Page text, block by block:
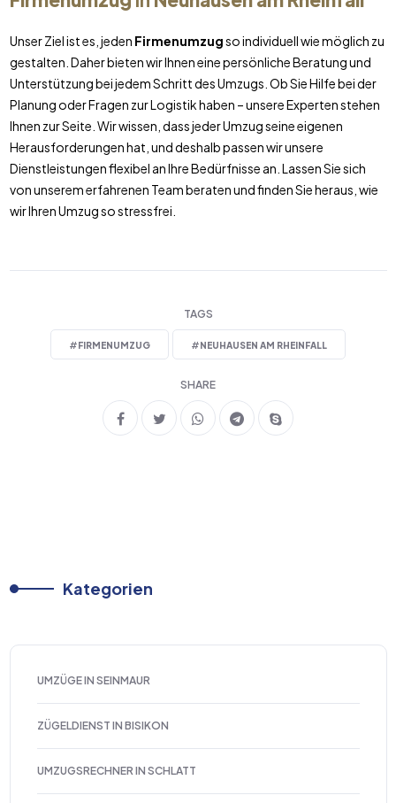
Unser Ziel ist es, jeden Firmenumzugso individuell wie möglich zu
gestalten. Daher bieten wir Ihnen eine persönliche Beratung und
Unterstützung bei jedem Schritt des Umzugs. Ob Sie Hilfe bei der
Planung oder Fragen zur Logistik haben – unsere Experten stehen
Ihnen zur Seite. Wir wissen, dass jeder Umzug seine eigenen
Herausforderungen hat, und deshalb passen wir unsere
Dienstleistungen flexibel an Ihre Bedürfnisse an. Lassen Sie sich
von unserem erfahrenen Team beraten und finden Sie heraus, wie
wir Ihren Umzug so stressfrei.
TAGS
#FIRMENUMZUG #NEUHAUSEN AM RHEINFALL
SHARE
Kategorien
UMZÜGE IN SEINMAUR
ZÜGELDIENST IN BISIKON
UMZUGSRECHNER IN SCHLATT